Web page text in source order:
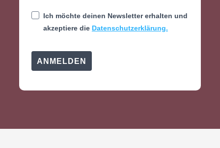
Ich möchte deinen Newsletter erhalten und
akzeptiere die Datenschutzerklärung.
ANMELDEN